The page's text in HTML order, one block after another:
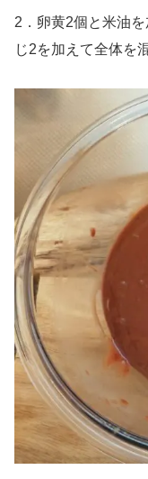
2．卵黄2個と米油
じ2を加えて全体を